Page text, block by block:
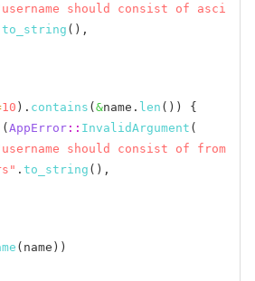
should consist of asci
to_string (),
10 ). contains ( &name. len ()) {
( AppError :: InvalidArgument (
should consist of from
. to_string (),
(name))